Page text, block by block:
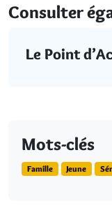
Consulter
Le Point
Mots-clés
Famille Jeune